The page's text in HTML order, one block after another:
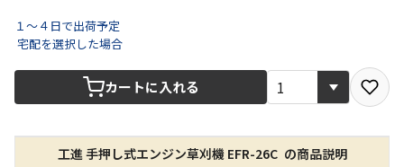
できません）
※同時購入の商品は、全て同じ店舗での受取となりま
１～４日で出荷予定
宅配を選択した場合
カートに入れる
工進 手押し式エンジン草刈機 EFR-26C の商品説明